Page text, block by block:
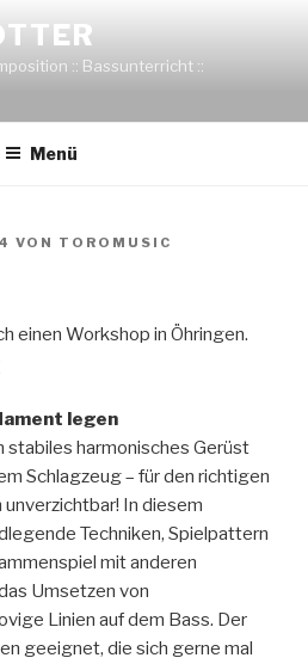
:: Bassunterricht ::
Menü
VON TOROMUSIC
einen Workshop in Öhringen.
legen
stabiles harmonisches Gerüst
Schlagzeug – für den richtigen
In diesem
Techniken, Spielpattern
mit anderen
Umsetzen von
Linien auf dem Bass. Der
geeignet, die sich gerne mal